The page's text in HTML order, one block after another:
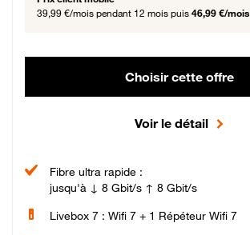
39,99 €/mois pendant 12 mois puis 46,99 €/mois
Choisir cette offre
Voir le détail
Fibre ultra rapide :
jusqu'à ↓ 8 Gbit/s ↑ 8 Gbit/s
Livebox 7 : Wifi 7 + 1 Répéteur Wifi 7